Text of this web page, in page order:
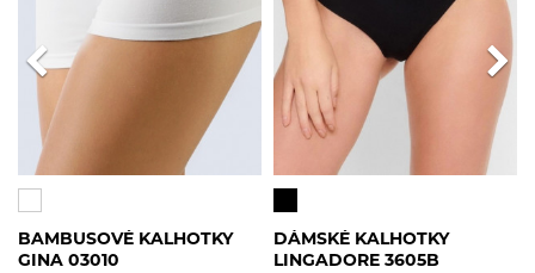
BAMBUSOVÉ KALHOTKY
GINA 03010
DÁMSKÉ KALHOTKY
LINGADORE 3605B